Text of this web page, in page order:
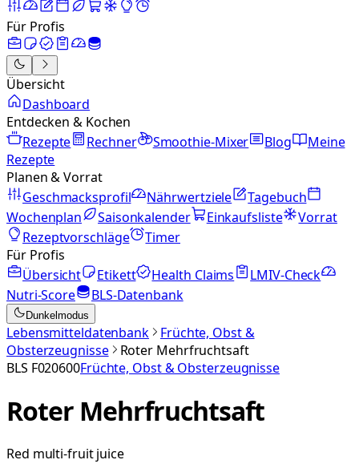
Für Profis
Übersicht
Dashboard
Entdecken & Kochen
Rezepte
Rechner Smoothie-Mixer Blog
Meine
Rezepte
Planen & Vorrat
Geschmacksprofil
Nährwertziele
Tagebuch
Wochenplan
Saisonkalender Einkaufsliste
Vorrat
Rezeptvorschläge
Timer
Für Profis
Übersicht
Etikett Health Claims
LMIV-Check
Nutri-Score
BLS-Datenbank
Dunkelmodus
Lebensmitteldatenbank
Früchte, Obst &
Obsterzeugnisse
Roter Mehrfruchtsaft
BLS F020600Früchte, Obst & Obsterzeugnisse
Roter Mehrfruchtsaft
Red multi-fruit juice